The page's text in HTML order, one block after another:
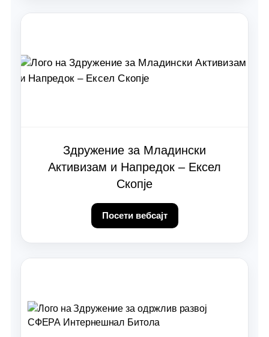
Здружение за Младински
Активизам и Напредок – Ексел
Скопје
Посети вебсајт